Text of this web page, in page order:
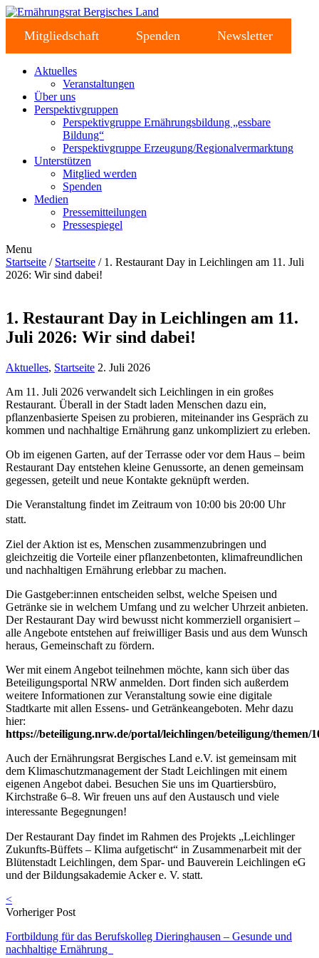
Mitgliedschaft Spenden Newsletter
Aktuelles
Veranstaltungen
Über uns
Perspektivgruppen
Perspektivgruppe Ernährungsbildung „essbare
Bildung“
Perspektivgruppe Erzeugung/Regionalvermarktung
Unterstützen
Mitglied werden
Spenden
Medien
Pressemitteilungen
Pressespiegel
Menu
Startseite / Startseite / 1. Restaurant Day in Leichlingen am 11. Juli
2026: Wir sind dabei!
1. Restaurant Day in Leichlingen am 11.
Juli 2026: Wir sind dabei!
Aktuelles, Startseite 2. Juli 2026
Am 11. Juli 2026 verwandelt sich Leichlingen in ein großes
Restaurant. Überall in der Stadt laden Menschen dazu ein,
pflanzenbasierte Speisen zu probieren, miteinander ins Gespräch zu
kommen und nachhaltige Ernährung ganz unkompliziert zu erleben.
Ob im eigenen Garten, auf der Terrasse oder vor dem Haus – beim
Restaurant Day entstehen kleine Genussorte, an denen gemeinsam
gegessen, geteilt und neue Kontakte geknüpft werden.
Die Veranstaltung findet im Zeitraum von 10:00 bis 20:00 Uhr
statt.
Ziel der Aktion ist es, Menschen zusammenzubringen und
gleichzeitig die Vorteile einer pflanzenbetonten, klimafreundlichen
und nachhaltigen Ernährung erlebbar zu machen.
Die Gastgeber:innen entscheiden selbst, welche Speisen und
Getränke sie in welchem Umfang und zu welcher Uhrzeit anbieten.
Der Restaurant Day wird bewusst nicht kommerziell organisiert –
alle Angebote entstehen auf freiwilliger Basis und aus dem Wunsch
heraus, Gemeinschaft zu fördern.
Wer mit einem Angebot teilnehmen möchte, kann sich über das
Beteiligungsportal NRW anmelden. Dort finden sich außerdem
weitere Informationen zur Veranstaltung sowie eine digitale
Stadtkarte mit allen Essens- und Getränkeangeboten. Mehr dazu
hier:
https://beteiligung.nrw.de/portal/leichlingen/beteiligung/themen/
Auch der Ernährungsrat Bergisches Land e.V. ist gemeinsam mit
dem Klimaschutzmanagement der Stadt Leichlingen mit einem
eigenen Angebot dabei. Besuchen Sie uns im Quartiersbüro,
Kirchstraße 6–8. Wir freuen uns auf den Austausch und viele
interessante Begegnungen!
Der Restaurant Day findet im Rahmen des Projekts „Leichlinger
Zukunfts-Büffets – Klima aufgetischt“ in Zusammenarbeit mit der
Blütenstadt Leichlingen, dem Spar- und Bauverein Leichlingen eG
und der Bildungsakademie Acker e. V. statt.
<
Vorheriger Post
Fortbildung für das Berufskolleg Dieringhausen – Gesunde und
nachhaltige Ernährung